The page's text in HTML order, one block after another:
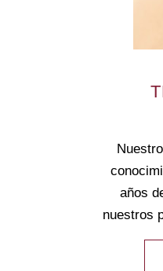
años
nuestros